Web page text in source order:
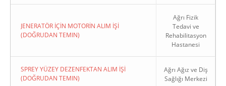
JENERATÖR İÇİN MOTORİN ALIM İŞİ
(DOĞRUDAN TEMIN)
Ağrı Fizik
Tedavi ve
Rehabilitasyon
Hastanesi
SPREY YÜZEY DEZENFEKTAN ALIM İŞİ
(DOĞRUDAN TEMIN)
Ağrı Ağız ve Diş
Sağlığı Merkezi